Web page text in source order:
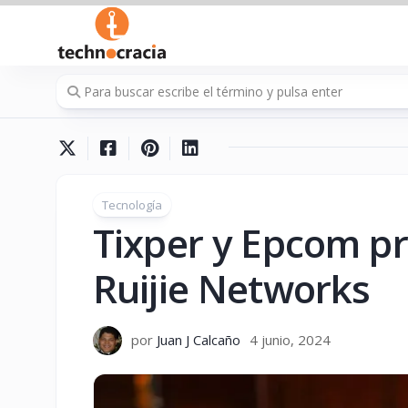
Saltar
contenido
Tecnología
Tixper y Epcom
Ruijie Networks
por Juan J Calcaño 4 junio, 2024